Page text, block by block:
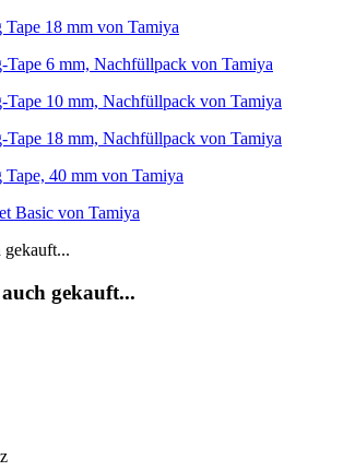
18 mm von Tamiya
Tape 6 mm, Nachfüllpack von Tamiya
Tape 10 mm, Nachfüllpack von Tamiya
Tape 18 mm, Nachfüllpack von Tamiya
40 mm von Tamiya
Basic von Tamiya
gekauft...
gekauft...